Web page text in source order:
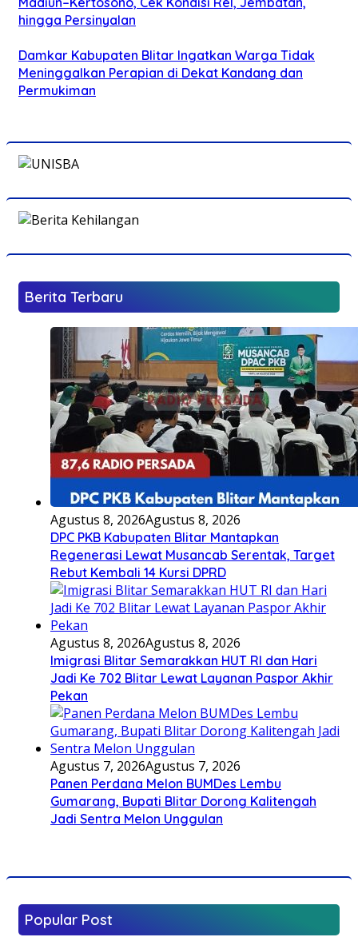
hingga Persinyalan
Damkar Kabupaten Blitar Ingatkan Warga Tidak
Meninggalkan Perapian di Dekat Kandang dan
Permukiman
Berita Terbaru
Agustus 8, 2026Agustus 8, 2026
DPC PKB Kabupaten Blitar Mantapkan
Regenerasi Lewat Musancab Serentak, Target
Rebut Kembali 14 Kursi DPRD
Agustus 8, 2026Agustus 8, 2026
Imigrasi Blitar Semarakkan HUT RI dan Hari
Jadi Ke 702 Blitar Lewat Layanan Paspor Akhir
Pekan
Agustus 7, 2026Agustus 7, 2026
Panen Perdana Melon BUMDes Lembu
Gumarang, Bupati Blitar Dorong Kalitengah
Jadi Sentra Melon Unggulan
Popular Post